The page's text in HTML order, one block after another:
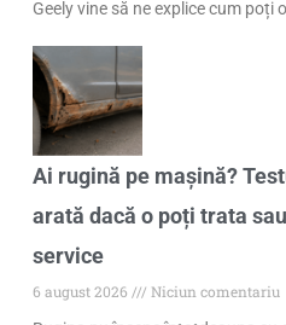
Geely vine să ne explice cum poți
Ai rugină pe mașină?
arată dacă o poți trata
service
6 august 2026
Niciun comentariu